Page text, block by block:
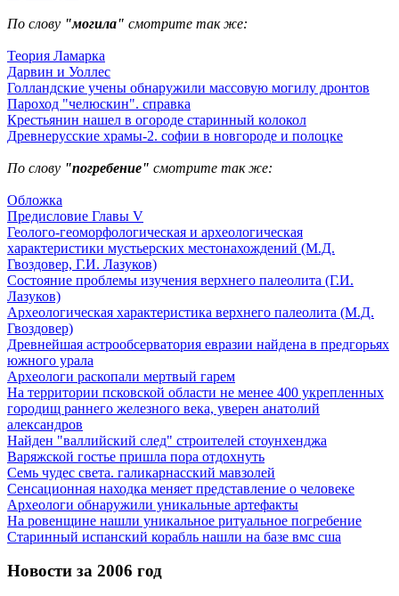
По слову "могила" смотрите так же:
Теория Ламарка
Дарвин и Уоллес
Голландские учены обнаружили массовую могилу дронтов
Пароход "челюскин". справка
Крестьянин нашел в огороде старинный колокол
Древнерусские храмы-2. софии в новгороде и полоцке
По слову "погребение" смотрите так же:
Обложка
Предисловие Главы V
Геолого-геоморфологическая и археологическая
характеристики мустьерских местонахождений (М.Д.
Гвоздовер, Г.И. Лазуков)
Состояние проблемы изучения верхнего палеолита (Г.И.
Лазуков)
Археологическая характеристика верхнего палеолита (М.Д.
Гвоздовер)
Древнейшая астрообсерватория евразии найдена в предгорьях
южного урала
Археологи раскопали мертвый гарем
На территории псковской области не менее 400 укрепленных
городищ раннего железного века, уверен анатолий
александров
Найден "валлийский след" строителей стоунхенджа
Варяжской гостье пришла пора отдохнуть
Семь чудес света. галикарнасский мавзолей
Сенсационная находка меняет представление о человеке
Археологи обнаружили уникальные артефакты
На ровенщине нашли уникальное ритуальное погребение
Старинный испанский корабль нашли на базе вмс сша
Новости за 2006 год